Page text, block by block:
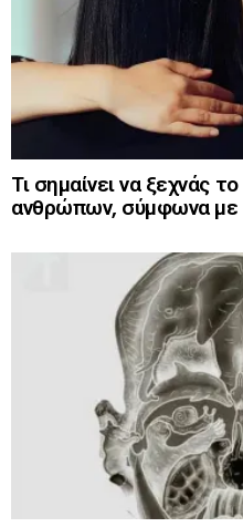
Τι σημαίνει να ξεχνάς
ανθρώπων, σύμφωνα με